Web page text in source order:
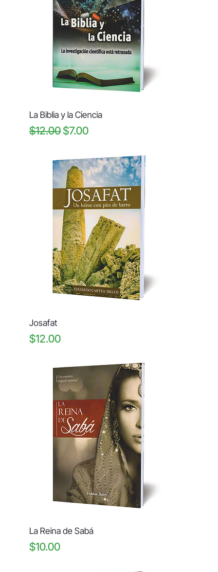
La Biblia y la Ciencia
Regular Price
$12.00Sale Price
$7.00
Josafat
Price
$12.00
La Reina de Sabá
Price
$10.00